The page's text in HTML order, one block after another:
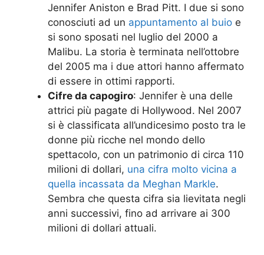
Jennifer Aniston e Brad Pitt. I due si sono
conosciuti ad un appuntamento al buio e
si sono sposati nel luglio del 2000 a
Malibu. La storia è terminata nell’ottobre
del 2005 ma i due attori hanno affermato
di essere in ottimi rapporti.
Cifre da capogiro: Jennifer è una delle
attrici più pagate di Hollywood. Nel 2007
si è classificata all’undicesimo posto tra le
donne più ricche nel mondo dello
spettacolo, con un patrimonio di circa 110
milioni di dollari, una cifra molto vicina a
quella incassata da Meghan Markle.
Sembra che questa cifra sia lievitata negli
anni successivi, fino ad arrivare ai 300
milioni di dollari attuali.